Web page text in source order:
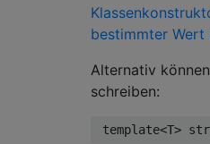
bestimmter Wert
Alternativ
schreiben:
template<T>